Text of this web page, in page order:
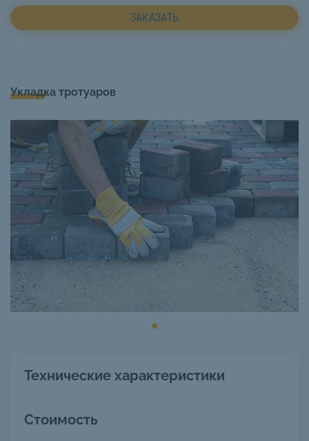
ЗАКАЗАТЬ
Укладка тротуаров
Технические характеристики
Стоимость